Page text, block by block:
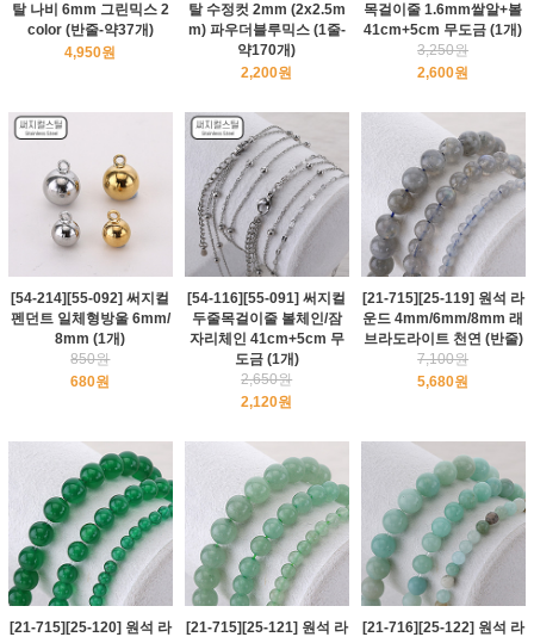
탈 나비 6mm 그린믹스 2
color (반줄-약37개)
4,950원
탈 수정컷 2mm (2x2.5m
m) 파우더블루믹스 (1줄-
약170개)
2,200원
목걸이줄 1.6mm쌀알+볼
41cm+5cm 무도금 (1개)
3,250원
2,600원
[54-214][55-092] 써지컬
펜던트 일체형방울 6mm/
8mm (1개)
850원
680원
[54-116][55-091] 써지컬
두줄목걸이줄 볼체인/잠
자리체인 41cm+5cm 무
도금 (1개)
2,650원
2,120원
[21-715][25-119] 원석 라
운드 4mm/6mm/8mm 래
브라도라이트 천연 (반줄)
7,100원
5,680원
[21-715][25-120] 원석 라
[21-715][25-121] 원석 라
[21-716][25-122] 원석 라